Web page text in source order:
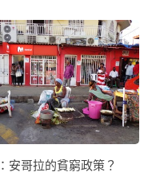
安哥拉的貧窮政策？